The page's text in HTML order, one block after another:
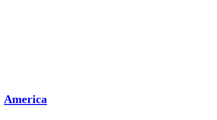
America